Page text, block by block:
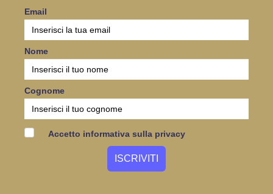
Email
Nome
Cognome
Accetto informativa sulla privacy